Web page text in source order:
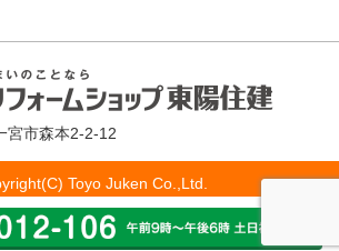
宮市森本2-2-12
Toyo Juken Co.,Ltd.